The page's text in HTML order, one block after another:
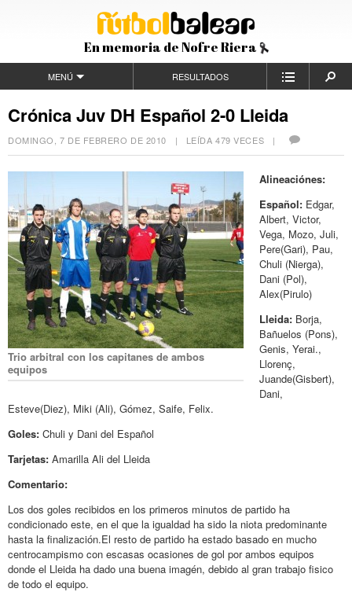
En memoria de Nofre Riera
MENÚ RESULTADOS
Crónica Juv DH Español 2-0 Lleida
DOMINGO, 7 DE FEBRERO DE 2010 | LEÍDA 479 VECES |
Trio arbitral con los capitanes de ambos
equipos
Alineaciónes:
Español: Edgar,
Albert, Victor,
Vega, Mozo, Juli,
Pere(Gari), Pau,
Chuli (Nierga),
Dani (Pol),
Alex(Pirulo)
Lleida: Borja,
Bañuelos (Pons),
Genis, Yerai.,
Llorenç,
Juande(Gisbert),
Dani,
Esteve(Diez), Miki (Ali), Gómez, Saife, Felix.
Goles: Chuli y Dani del Español
Tarjetas: Amarilla Ali del Lleida
Comentario:
Los dos goles recibidos en los primeros minutos de partido ha
condicionado este, en el que la igualdad ha sido la niota predominante
hasta la finalización.El resto de partido ha estado basado en mucho
centrocampismo con escasas ocasiones de gol por ambos equipos
donde el Lleida ha dado una buena imagén, debido al gran trabajo fisico
de todo el equipo.